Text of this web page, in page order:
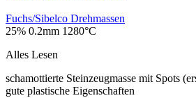
Fuchs/Sibelco Drehmassen
25% 0.2mm 1280°C
Alles Lesen
schamottierte Steinzeugmasse mit Spots
gute plastische Eigenschaften